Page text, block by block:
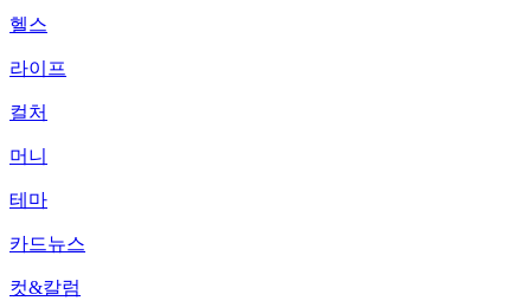
헬스
라이프
컬처
머니
테마
카드뉴스
컷&칼럼